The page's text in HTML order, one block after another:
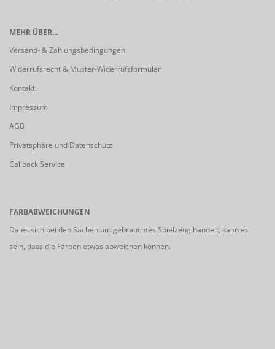
MEHR ÜBER...
Versand- & Zahlungsbedingungen
Widerrufsrecht & Muster-Widerrufsformular
Kontakt
Impressum
AGB
Privatsphäre und Datenschutz
Callback Service
FARBABWEICHUNGEN
Da es sich bei den Sachen um gebrauchtes Spielzeug handelt, kann es
sein, dass die Farben etwas abweichen können.